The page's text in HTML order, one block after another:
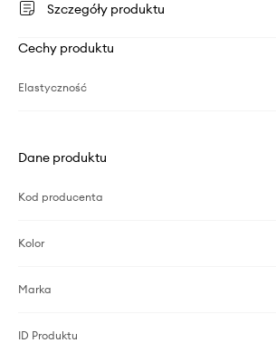
Szczegóły produktu
Cechy produktu
Elastyczność
Dane produktu
Kod producenta
Kolor
Marka
ID Produktu